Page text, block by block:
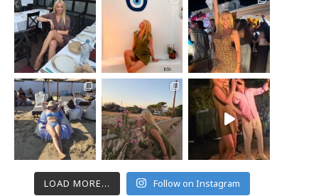
LOAD MORE... Follow on Instagram